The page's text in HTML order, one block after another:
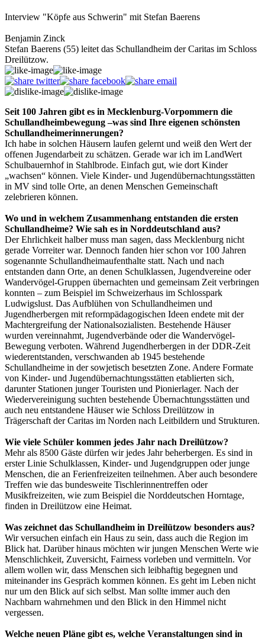
Interview "Köpfe aus Schwerin" mit Stefan Baerens
Benjamin Zinck
Stefan Baerens (55) leitet das Schullandheim der Caritas im Schloss
Dreilützow.
Seit 100 Jahren gibt es in Mecklenburg-Vorpommern die
Schullandheimbewegung –was sind Ihre eigenen schönsten
Schullandheimerinnerungen?
Ich habe in solchen Häusern laufen gelernt und weiß den Wert der
offenen Jugendarbeit zu schätzen. Gerade war ich im LandWert
Schulbauernhof in Stahlbrode. Einfach gut, wie dort Kinder
„wachsen“ können. Viele Kinder- und Jugendübernachtungsstätten
in MV sind tolle Orte, an denen Menschen Gemeinschaft
zelebrieren können.
Wo und in welchem Zusammenhang entstanden die ersten
Schullandheime? Wie sah es in Norddeutschland aus?
Der Ehrlichkeit halber muss man sagen, dass Mecklenburg nicht
gerade Vorreiter war. Dennoch fanden hier schon vor 100 Jahren
sogenannte Schullandheimaufenthalte statt. Nach und nach
entstanden dann Orte, an denen Schulklassen, Jugendvereine oder
Wandervögel-Gruppen übernachten und gemeinsam Zeit verbringen
konnten – zum Beispiel im Schweizerhaus im Schlosspark
Ludwigslust. Das Aufblühen von Schullandheimen und
Jugendherbergen mit reformpädagogischen Ideen endete mit der
Machtergreifung der Nationalsozialisten. Bestehende Häuser
wurden vereinnahmt, Jugendverbände oder die Wandervögel-
Bewegung verboten. Während Jugendherbergen in der DDR-Zeit
wiederentstanden, verschwanden ab 1945 bestehende
Schullandheime in der sowjetisch besetzten Zone. Andere Formate
von Kinder- und Jugendübernachtungsstätten etablierten sich,
darunter Stationen junger Touristen und Pionierlager. Nach der
Wiedervereinigung suchten bestehende Übernachtungsstätten und
auch neu entstandene Häuser wie Schloss Dreilützow in
Trägerschaft der Caritas im Norden nach Leitbildern und Strukturen.
Wie viele Schüler kommen jedes Jahr nach Dreilützow?
Mehr als 8500 Gäste dürfen wir jedes Jahr beherbergen. Es sind in
erster Linie Schulklassen, Kinder- und Jugendgruppen oder junge
Menschen, die an Ferienfreizeiten teilnehmen. Aber auch besondere
Treffen wie das bundesweite Tischlerinnentreffen oder
Musikfreizeiten, wie zum Beispiel die Norddeutschen Horntage,
finden in Dreilützow eine Heimat.
Was zeichnet das Schullandheim in Dreilützow besonders aus?
Wir versuchen einfach ein Haus zu sein, dass auch die Region im
Blick hat. Darüber hinaus möchten wir jungen Menschen Werte wie
Menschlichkeit, Zuversicht, Fairness vorleben und vermitteln. Vor
allem wollen wir, dass Menschen sich leibhaftig begegnen und
miteinander ins Gespräch kommen können. Es geht im Leben nicht
nur um den Blick auf sich selbst. Man sollte immer auch den
Nachbarn wahrnehmen und den Blick in den Himmel nicht
vergessen.
Welche neuen Pläne gibt es, welche Veranstaltungen sind in